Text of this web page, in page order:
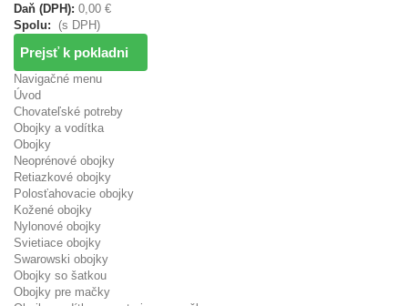
Daň (DPH): 0,00 €
Spolu:
(s DPH)
Prejsť k pokladni
Navigačné menu
Úvod
Chovateľské potreby
Obojky a vodítka
Obojky
Neoprénové obojky
Retiazkové obojky
Polosťahovacie obojky
Kožené obojky
Nylonové obojky
Svietiace obojky
Swarowski obojky
Obojky so šatkou
Obojky pre mačky